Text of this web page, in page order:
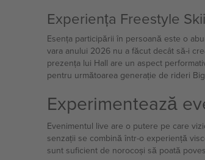
Experiența Freestyle
Esența participării în persoană este o
vara anului 2026 nu a făcut decât să-i
prezența lui Hall are un aspect
pentru următoarea generație de rideri
Experimentează
Evenimentul live are o putere pe care
senzații se combină într-o experiență
sunt suficient de norocoși să poată